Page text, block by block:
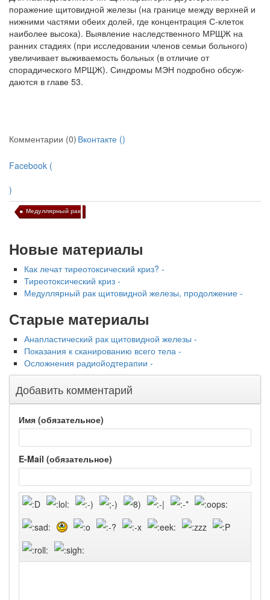
поражение щитовидной железы (на границе между верхней и
нижними частями обеих долей, где концентра­ция С-клеток
наиболее высока). Выявление наследственного МРЩЖ на
ранних стадиях (при исследовании членов семьи больного)
увеличивает выживаемость больных (в отличие от
спорадического МРЩЖ). Синдромы МЭН подробно обсуж­
даются в главе 53.
Комментарии (0) Вконтакте ()
Facebook (
)
Медуллярный рак
Новые материалы
Как лечат тиреотоксический криз? -
Тиреотоксический криз -
Медуллярный рак щитовидной железы, продолжение -
Старые материалы
Анапластический рак щитовидной железы -
Показания к сканированию всего тела -
Осложнения радиойодтерапии -
Добавить комментарий
Имя (обязательное)
E-Mail (обязательное)